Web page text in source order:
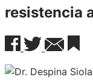
resistencia